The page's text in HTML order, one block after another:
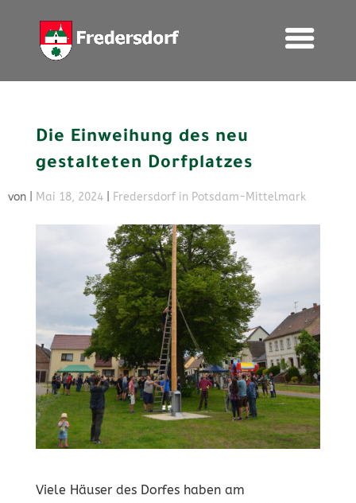
Die Einweihung des neu
gestalteten Dorfplatzes
von Mai 18, 2024| Fredersdorf in Potsdam-Mittelmark
Viele Häuser des Dorfes haben am